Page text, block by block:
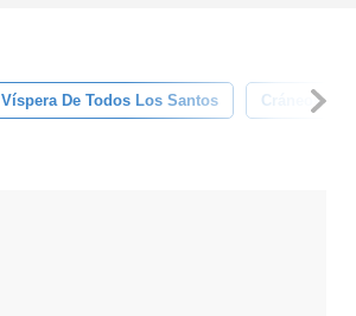
Víspera De Todos Los Santos Cráneos